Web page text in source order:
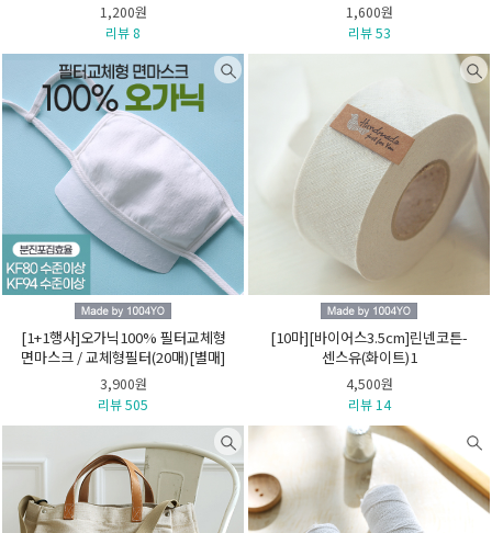
1,200원
리뷰 8
1,600원
리뷰 53
[1+1행사]오가닉100% 필터교체형
면마스크 / 교체형필터(20매)[별매]
3,900원
리뷰 505
[10마][바이어스3.5cm]린넨코튼-
센스유(화이트)1
4,500원
리뷰 14